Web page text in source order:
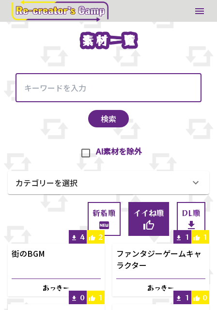
素材一覧
素材一覧
検索
AI素材を除外
カテゴリーを選択
新着順 イイね順 DL順
4 2
街のBGM
あっきー
1 1
ファンタジーゲームキャ
ラクター
あっきー
0
1 1 0